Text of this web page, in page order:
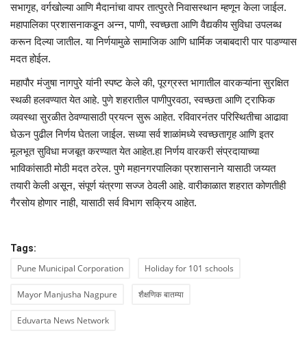
सभागृह, वर्गखोल्या आणि मैदानांचा वापर तात्पुरते निवासस्थान म्हणून केला जाईल.
महापालिका प्रशासनाकडून अन्न, पाणी, स्वच्छता आणि वैद्यकीय सुविधा उपलब्ध
करून दिल्या जातील. या निर्णयामुळे सामाजिक आणि धार्मिक जबाबदारी पार पाडण्यास
मदत होईल.
महापौर मंजुषा नागपुरे यांनी स्पष्ट केले की, पूरग्रस्त भागातील वारकऱ्यांना सुरक्षित
स्थळी हलवण्यात येत आहे. पुणे शहरातील पाणीपुरवठा, स्वच्छता आणि ट्राफिक
व्यवस्था सुरळीत ठेवण्यासाठी प्रयत्न सुरू आहेत. रविवारनंतर परिस्थितीचा आढावा
घेऊन पुढील निर्णय घेतला जाईल. सध्या सर्व शाळांमध्ये स्वच्छतागृह आणि इतर
मूलभूत सुविधा मजबूत करण्यात येत आहेत.हा निर्णय वारकरी संप्रदायाच्या
भाविकांसाठी मोठी मदत ठरेल. पुणे महानगरपालिका प्रशासनाने यासाठी जय्यत
तयारी केली असून, संपूर्ण यंत्रणा सज्ज ठेवली आहे. वारीकाळात शहरात कोणतीही
गैरसोय होणार नाही, यासाठी सर्व विभाग सक्रिय आहेत.
Tags:
Pune Municipal Corporation Holiday for 101 schools
Mayor Manjusha Nagpure शैक्षणिक बातम्या
Eduvarta News Network